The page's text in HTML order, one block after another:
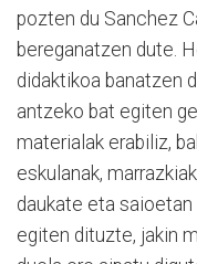
pozten du Sanchez
bereganatzen dute.
didaktikoa banatzen
antzeko bat egiten
materialak erabiliz,
eskulanak,
daukate eta saioetan
egiten dituzte, jakin